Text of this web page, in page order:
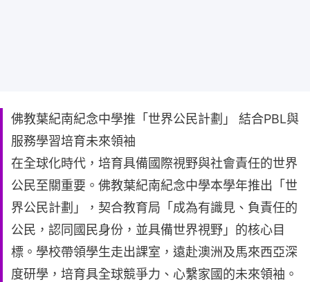
佛教葉紀南紀念中學推「世界公民計劃」 結合PBL與
服務學習培育未來領袖
在全球化時代，培育具備國際視野與社會責任的世界
公民至關重要。佛教葉紀南紀念中學本學年推出「世
界公民計劃」，契合教育局「成為有識見、負責任的
公民，認同國民身份，並具備世界視野」的核心目
標。學校帶領學生走出課室，遠赴澳洲及馬來西亞深
度研學，培育具全球競爭力、心繫家國的未來領袖。